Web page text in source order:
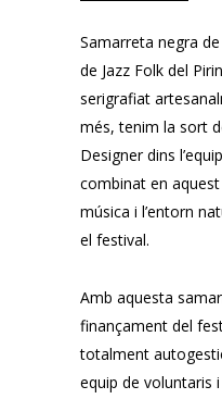
Samarreta negra
de Jazz Folk del
serigrafiat
més, tenim la sort
Designer dins
combinat en
música i l’entorn
el festival.
Amb aquesta
finançament del
totalment
equip de voluntaris